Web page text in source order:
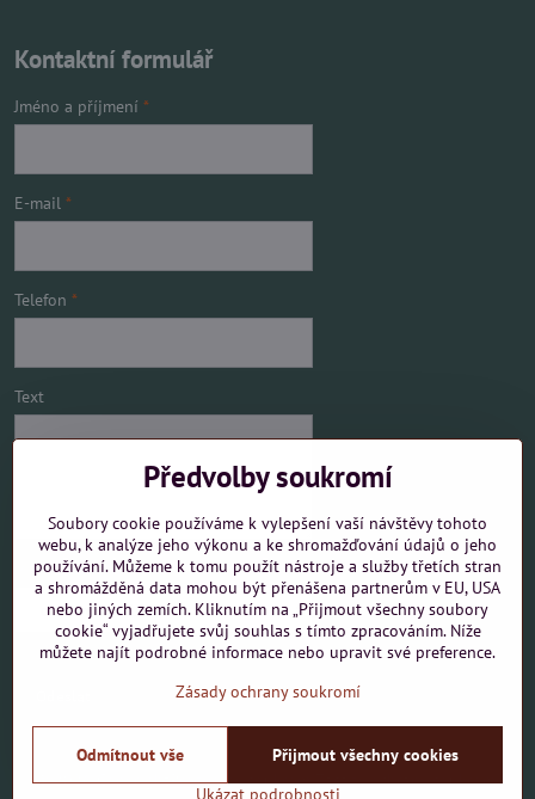
Kontaktní formulář
Jméno a příjmení *
E-mail *
Telefon *
Text
Mám zájem o
©2026CopyrightPředvolby soukromíZásady ochrany soukromí
Předvolby soukromí
Soubory cookie používáme k vylepšení vaší návštěvy tohoto
webu, k analýze jeho výkonu a ke shromažďování údajů o jeho
používání. Můžeme k tomu použít nástroje a služby třetích stran
a shromážděná data mohou být přenášena partnerům v EU, USA
nebo jiných zemích. Kliknutím na „Přijmout všechny soubory
cookie“ vyjadřujete svůj souhlas s tímto zpracováním. Níže
můžete najít podrobné informace nebo upravit své preference.
Zásady ochrany soukromí
Ukázat podrobnosti
Přijmout všechny cookies
Odmítnout vše